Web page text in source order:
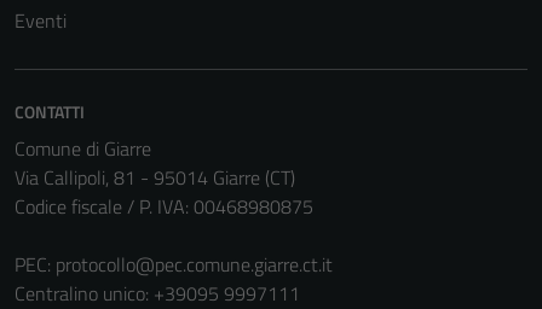
Eventi
CONTATTI
Comune di Giarre
Via Callipoli, 81 - 95014 Giarre (CT)
Codice fiscale / P. IVA: 00468980875
PEC: protocollo@pec.comune.giarre.ct.it
Centralino unico: +39095 9997111